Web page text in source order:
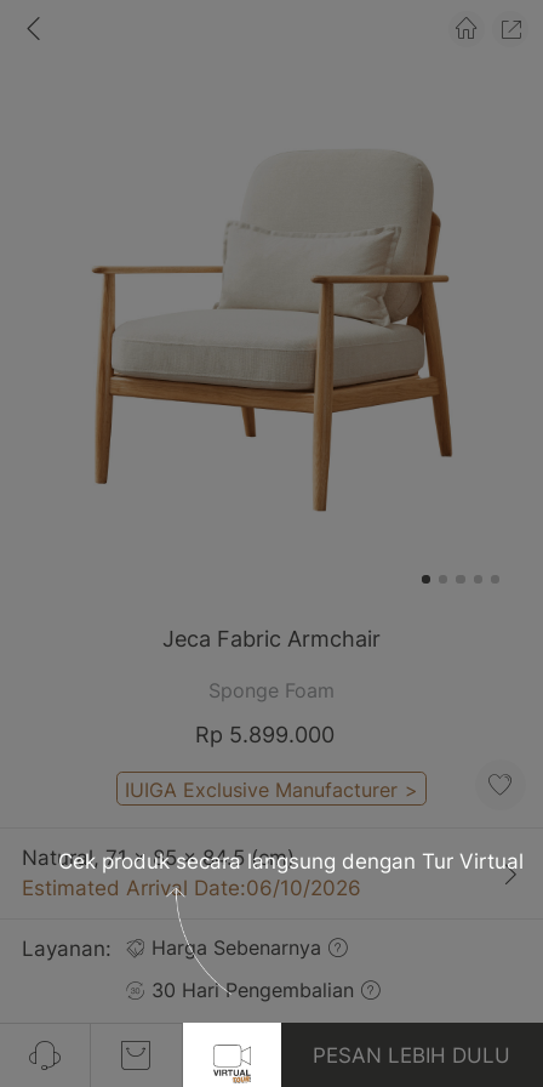
Jeca Fabric Armchair
Sponge Foam
Rp 5.899.000
IUIGA Exclusive Manufacturer >
Natural, 71 x 85 x 84.5 (cm)
Estimated Arrival Date:06/10/2026
Layanan:
Harga Sebenarnya
30 Hari Pengembalian
PESAN LEBIH DULU
Cek produk secara langsung dengan Tur Virtual